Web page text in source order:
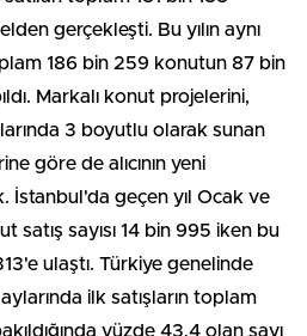
gerçekleşti. Bu yılın aynı
186 bin 259 konutun 87 bin
Markalı konut projelerini,
3 boyutlu olarak sunan
göre de alıcının yeni
İstanbul'da geçen yıl Ocak ve
satış sayısı 14 bin 995 iken bu
ulaştı. Türkiye genelinde
ilk satışların toplam
yüzde 43,4 olan sayı